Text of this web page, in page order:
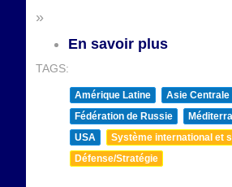
»
En savoir plus
TAGS:
Amérique Latine
Asie Centrale
Fédération de Russie
USA
Système international et
Défense/Stratégie